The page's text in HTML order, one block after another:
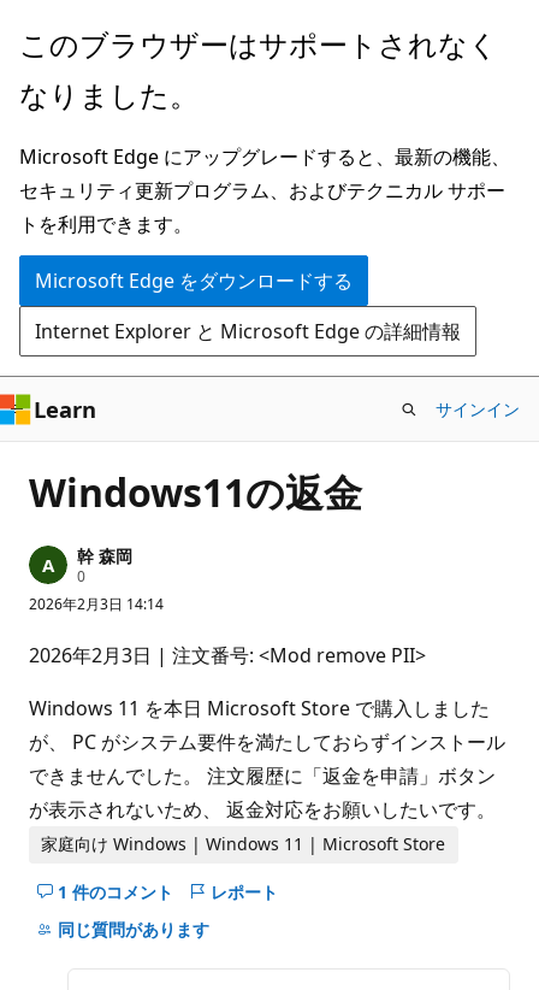
メ
ン
ン
テ
ン
ツ
に
ス
キ
ッ
プ
このブラウザーはサポートされなく
なりました。
Microsoft Edge にアップグレードすると、最新の機能、
セキュリティ更新プログラム、およびテクニカル サポー
トを利用できます。
Microsoft Edge をダウンロードする
Internet Explorer と Microsoft Edge の詳細情報
Learn サインイン
Windows11の返金
幹 森岡
0評
価
の
イ
ン
2026年2月3日 14:14
2026年2月3日 | 注文番号: <Mod remove PII>
Windows 11 を本日 Microsoft Store で購入しました
が、 PC がシステム要件を満たしておらずインストール
できませんでした。 注文履歴に「返金を申請」ボタン
が表示されないため、 返金対応をお願いしたいです。
家庭向け Windows | Windows 11 | Microsoft Store
1 件のコメント
こ
の
レポート
同じ質問があります